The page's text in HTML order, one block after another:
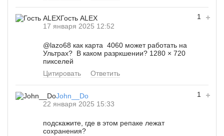
1
Гость ALEX
17 января 2025 12:52
@lazo68 как карта 4060 может работать на
Ультрах? В каком разркшении? 1280 × 720
пикселей
Цитировать
Ответить
1
John__Do
22 января 2025 15:33
подскажите, где в этом репаке лежат
сохранения?